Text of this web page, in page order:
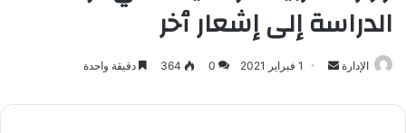
الدراسة إلى إشعار ٱخر
الإدارة
أرسل
إلكترونيا
1 فبراير 2021 0
364 دقيقة واحدة